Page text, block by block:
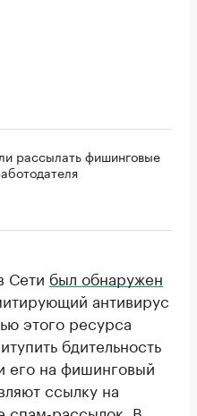
рассылать фишинговые
Сети был обнаружен
антивирус
этого ресурса
бдительность
его на фишинговый
ссылку на